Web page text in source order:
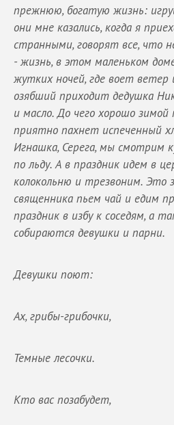
прежнюю, богатую жизнь:
они мне казались, когда я
странными, говорят все, что
- жизнь, в этом маленьком
жутких ночей, где воет
озябший приходит дедушка
и масло. До чего хорошо
приятно пахнет испеченный
Игнашка, Серега, мы смотрим
по льду. А в праздник идем в
колокольню и трезвоним. Это
священника пьем чай и едим
праздник в избу к соседям, а
собираются девушки и парни.
Девушки поют:
Ах, грибы-грибочки,
Темные лесочки.
Кто вас позабудет,